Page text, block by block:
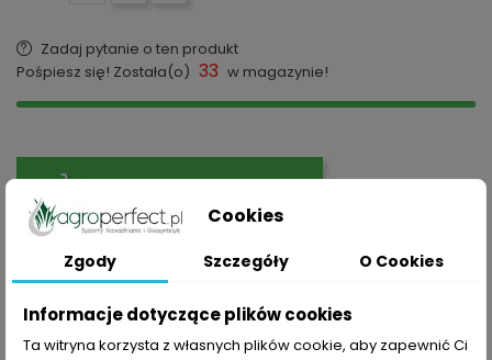
Zadaj pytanie o ten produkt
Pośpiesz się! Została(o) 33 w magazynie!
Udostępnij
Cookies
Zgody Szczegóły O Cookies
Informacje dotyczące plików cookies
Ta witryna korzysta z własnych plików cookie, aby zapewnić Ci